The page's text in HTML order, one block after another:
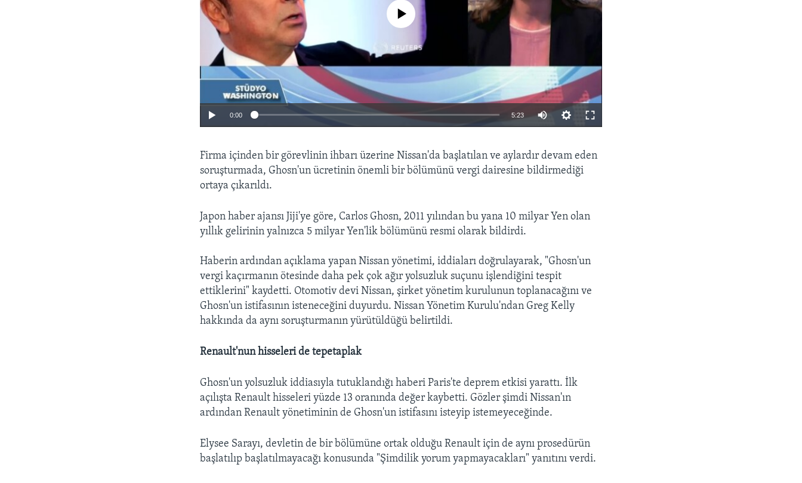
EMBED PAYLAŞ
No media source currently available
0:00 5:23
Firma içinden bir görevlinin ihbarı üzerine Nissan'da başlatılan ve aylardır devam eden
soruşturmada, Ghosn'un ücretinin önemli bir bölümünü vergi dairesine bildirmediği
ortaya çıkarıldı.
Japon haber ajansı Jiji'ye göre, Carlos Ghosn, 2011 yılından bu yana 10 milyar Yen olan
yıllık gelirinin yalnızca 5 milyar Yen'lik bölümünü resmi olarak bildirdi.
Haberin ardından açıklama yapan Nissan yönetimi, iddiaları doğrulayarak, "Ghosn'un
vergi kaçırmanın ötesinde daha pek çok ağır yolsuzluk suçunu işlendiğini tespit
ettiklerini" kaydetti. Otomotiv devi Nissan, şirket yönetim kurulunun toplanacağını ve
Ghosn'un istifasının isteneceğini duyurdu. Nissan Yönetim Kurulu'ndan Greg Kelly
hakkında da aynı soruşturmanın yürütüldüğü belirtildi.
Renault'nun hisseleri de tepetaplak
Ghosn'un yolsuzluk iddiasıyla tutuklandığı haberi Paris'te deprem etkisi yarattı. İlk
açılışta Renault hisseleri yüzde 13 oranında değer kaybetti. Gözler şimdi Nissan'ın
ardından Renault yönetiminin de Ghosn'un istifasını isteyip istemeyeceğinde.
Elysee Sarayı, devletin de bir bölümüne ortak olduğu Renault için de aynı prosedürün
başlatılıp başlatılmayacağı konusunda "Şimdilik yorum yapmayacakları" yanıtını verdi.